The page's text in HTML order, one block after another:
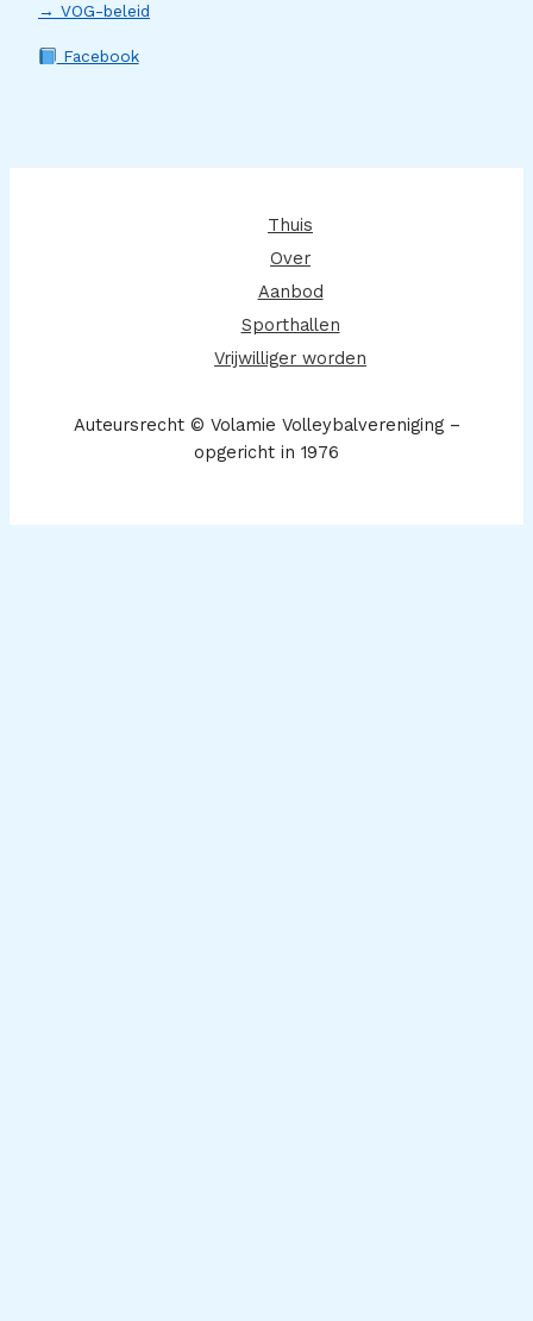
→ VOG-beleid
Facebook
Thuis
Over
Aanbod
Sporthallen
Vrijwilliger worden
Auteursrecht © Volamie Volleybalvereniging –
opgericht in 1976